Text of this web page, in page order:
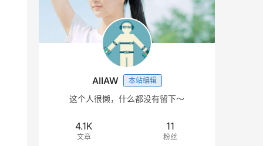
AIIAW 本站编辑
这个人很懒，什么都没有留下～
4.1K
文章
11
粉丝